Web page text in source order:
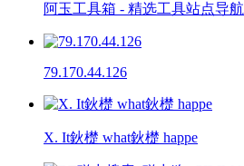
阿玉工具箱 - 精选工具站点导航
79.170.44.126
X. It鈥檚 what鈥檚 happe